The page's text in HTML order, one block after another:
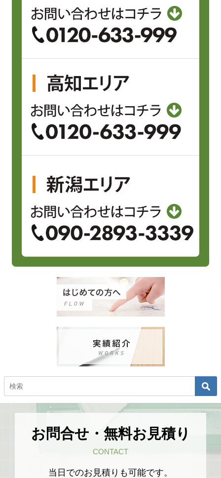
お問合せ・無料お見積り
CONTACT
当日でのお見積りも可能です。